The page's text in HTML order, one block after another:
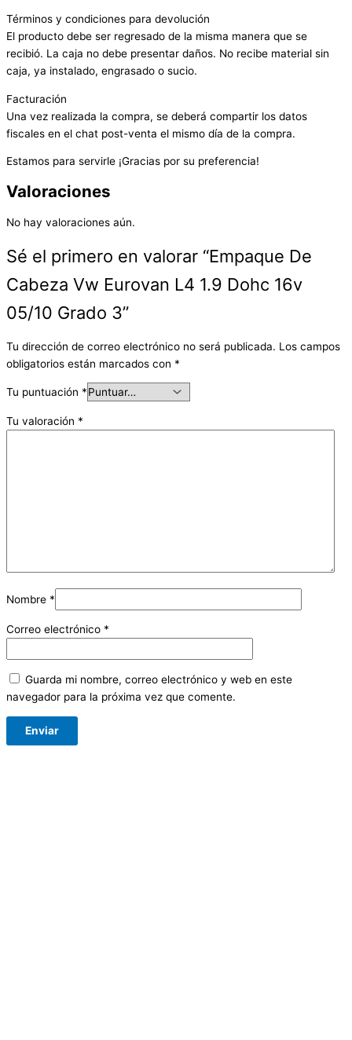
Términos y condiciones para devolución
El producto debe ser regresado de la misma manera que se
recibió. La caja no debe presentar daños. No recibe material sin
caja, ya instalado, engrasado o sucio.
Facturación
Una vez realizada la compra, se deberá compartir los datos
fiscales en el chat post-venta el mismo día de la compra.
Estamos para servirle ¡Gracias por su preferencia!
Valoraciones
No hay valoraciones aún.
Sé el primero en valorar “Empaque De
Cabeza Vw Eurovan L4 1.9 Dohc 16v
05/10 Grado 3”
Tu dirección de correo electrónico no será publicada. Los campos
obligatorios están marcados con *
Tu puntuación *
Tu valoración *
Nombre *
Correo electrónico *
Guarda mi nombre, correo electrónico y web en este
navegador para la próxima vez que comente.